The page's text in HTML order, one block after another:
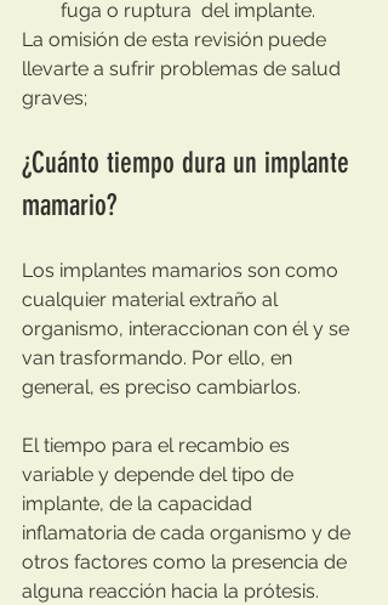
fuga o ruptura  del implante.
La omisión de esta revisión puede
llevarte a sufrir problemas de salud
graves;
¿Cuánto tiempo dura un implante
mamario?
Los implantes mamarios son como
cualquier material extraño al
organismo, interaccionan con él y se
van trasformando. Por ello, en
general, es preciso cambiarlos.
El tiempo para el recambio es
variable y depende del tipo de
implante, de la capacidad
inflamatoria de cada organismo y de
otros factores como la presencia de
alguna reacción hacia la prótesis.